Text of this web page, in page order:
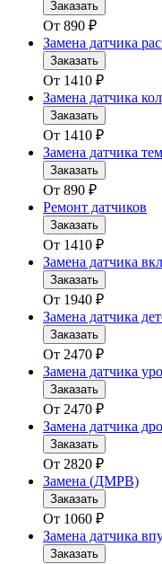
Заказать
От 890 ₽
Замена датчика
Заказать
От 1410 ₽
Замена датчика
Заказать
От 1410 ₽
Замена датчика
Заказать
От 890 ₽
Ремонт датчиков
Заказать
От 1410 ₽
Замена датчика
Заказать
От 1940 ₽
Замена датчика
Заказать
От 2470 ₽
Замена датчика
Заказать
От 2470 ₽
Замена датчика
Заказать
От 2820 ₽
Замена (ДМРВ)
Заказать
От 1060 ₽
Замена датчика
Заказать